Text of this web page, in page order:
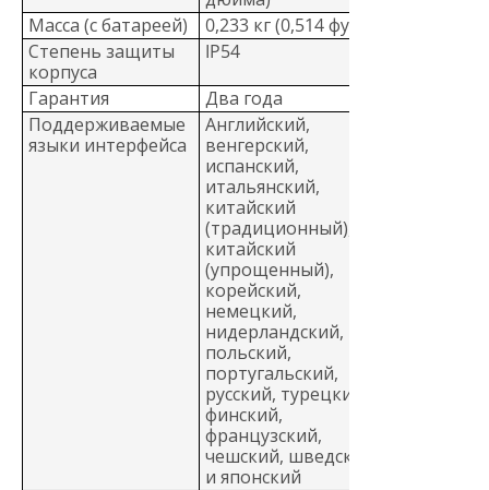
Масса (с батареей)
0,233 кг (0,514 фунта)
Степень защиты
корпуса
IP54
Гарантия
Два года
Поддерживаемые
языки интерфейса
Английский,
венгерский,
испанский,
итальянский,
китайский
(традиционный),
китайский
(упрощенный),
корейский,
немецкий,
нидерландский,
польский,
португальский,
русский, турецкий,
финский,
французский,
чешский, шведский
и японский